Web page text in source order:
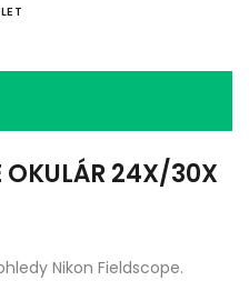
OKULÁR 24X/30X
Nikon Fieldscope.